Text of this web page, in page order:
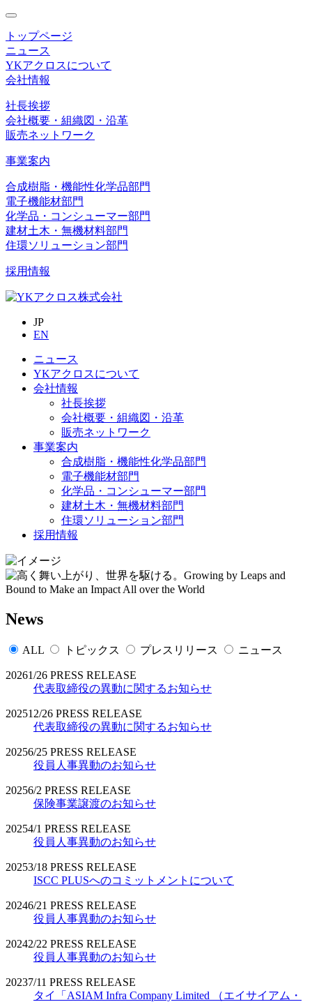
toggle
navigation
トップページ
ニュース
YKアクロスについて
会社情報
社長挨拶
会社概要・組織図・沿革
販売ネットワーク
事業案内
合成樹脂・機能性化学品部門
電子機能材部門
化学品・コンシューマー部門
建材土木・無機材料部門
住環ソリューション部門
採用情報
JP
EN
ニュース
YKアクロスについて
会社情報
社長挨拶
会社概要・組織図・沿革
販売ネットワーク
事業案内
合成樹脂・機能性化学品部門
電子機能材部門
化学品・コンシューマー部門
建材土木・無機材料部門
住環ソリューション部門
採用情報
News
ALL トピックス プレスリリース ニュース
20261/26 PRESS RELEASE
代表取締役の異動に関するお知らせ
202512/26 PRESS RELEASE
代表取締役の異動に関するお知らせ
20256/25 PRESS RELEASE
役員人事異動のお知らせ
20256/2 PRESS RELEASE
保険事業譲渡のお知らせ
20254/1 PRESS RELEASE
役員人事異動のお知らせ
20253/18 PRESS RELEASE
ISCC PLUSへのコミットメントについて
20246/21 PRESS RELEASE
役員人事異動のお知らせ
20242/22 PRESS RELEASE
役員人事異動のお知らせ
20237/11 PRESS RELEASE
タイ「ASIAM Infra Company Limited （エイサイアム・